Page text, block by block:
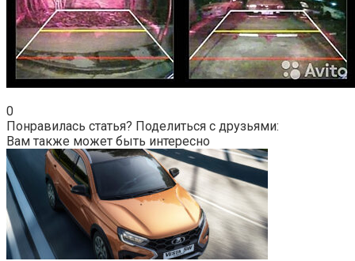
0
Понравилась статья? Поделиться с друзьями:
Вам также может быть интересно